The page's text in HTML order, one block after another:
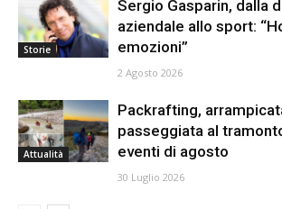
Storie
Sergio Gasparin, dalla
aziendale allo sport:
emozioni”
2 Agosto 2026
Attualità
Packrafting,
passeggiata al
eventi di agosto
30 Luglio 2026